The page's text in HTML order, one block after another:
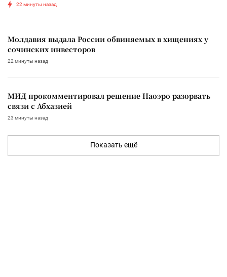
22 минуты назад
Молдавия выдала России обвиняемых в хищениях у
сочинских инвесторов
22 минуты назад
МИД прокомментировал решение Наоэро разорвать
связи с Абхазией
23 минуты назад
Показать ещё